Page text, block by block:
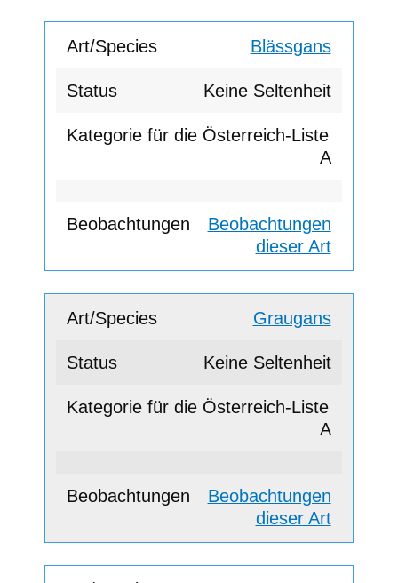
Blässgans
Keine Seltenheit
A
Beobachtungen
dieser Art
Graugans
Keine Seltenheit
A
Beobachtungen
dieser Art